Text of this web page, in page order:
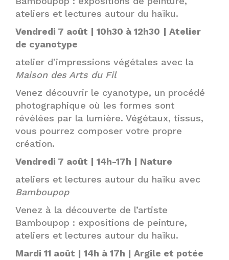
ateliers et lectures autour du haïku.
Vendredi 7 août | 10h30 à 12h30 | Atelier
de cyanotype
atelier d’impressions végétales avec la
Maison des Arts du Fil
Venez découvrir le cyanotype, un procédé
photographique où les formes sont
révélées par la lumière. Végétaux, tissus,
vous pourrez composer votre propre
création.
Vendredi 7 août | 14h-17h | Nature
ateliers et lectures autour du haïku avec
Bamboupop
Venez à la découverte de l’artiste
Bamboupop : expositions de peinture,
ateliers et lectures autour du haïku.
Mardi 11 août | 14h à 17h | Argile et potée